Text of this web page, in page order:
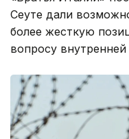
Сеуте дали
более жесткую
вопросу внутренней